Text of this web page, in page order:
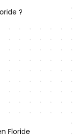
?
Floride